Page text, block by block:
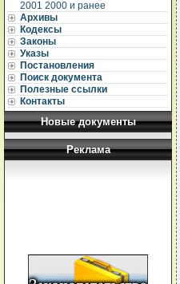
2001 2000 и ранее
Архивы
Кодексы
Законы
Указы
Постановления
Поиск документа
Полезные ссылки
Контакты
Новые документы
Реклама